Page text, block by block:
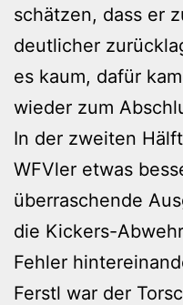
schätzen, dass er
deutlicher
es kaum, dafür
wieder zum
In der zweiten
WFVler etwas
überraschende
die Kickers-
Fehler
Ferstl war der